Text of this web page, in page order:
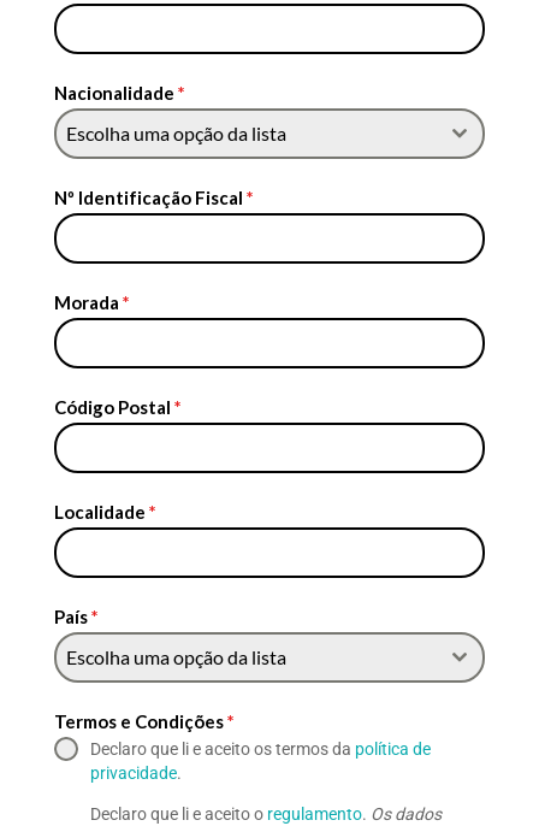
Nacionalidade *
Escolha uma opção da lista
Nº Identificação Fiscal *
Morada *
Código Postal *
Localidade *
País*
Escolha uma opção da lista
Termos e Condições*
Declaro que li e aceito os termos da política de
privacidade.
Declaro que li e aceito o regulamento. Os dados